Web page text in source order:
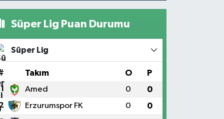
Süper Lig Puan Durumu
Süper Lig
Takım O P
1 Amed 0 0
Erzurumspor FK 0 0